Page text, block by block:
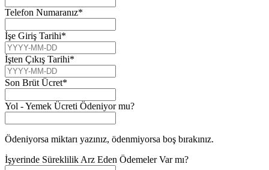
Telefon Numaranız*
İşe Giriş Tarihi*
İşten Çıkış Tarihi*
Son Brüt Ücret*
Yol - Yemek Ücreti Ödeniyor mu?
Ödeniyorsa miktarı yazınız, ödenmiyorsa boş bırakınız.
İşyerinde Süreklilik Arz Eden Ödemeler Var mı?